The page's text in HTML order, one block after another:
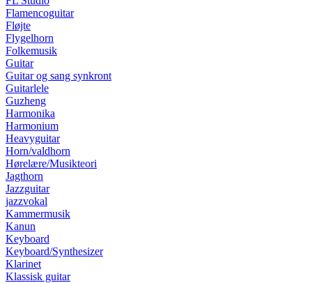
Flamencoguitar
Fløjte
Flygelhorn
Folkemusik
Guitar
Guitar og sang synkront
Guitarlele
Guzheng
Harmonika
Harmonium
Heavyguitar
Horn/valdhorn
Hørelære/Musikteori
Jagthorn
Jazzguitar
jazzvokal
Kammermusik
Kanun
Keyboard
Keyboard/Synthesizer
Klarinet
Klassisk guitar